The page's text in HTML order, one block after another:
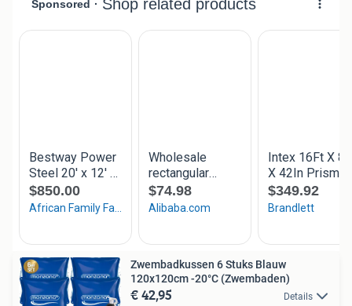
Zwembadkussen 6 Stuks Blauw
120x120cm -20°C (Zwembaden)
€ 42,95 Details